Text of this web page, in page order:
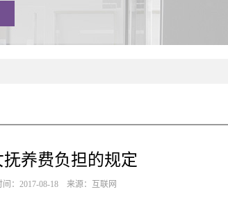
养费负担的规定
：2017-08-18 来源：互联网